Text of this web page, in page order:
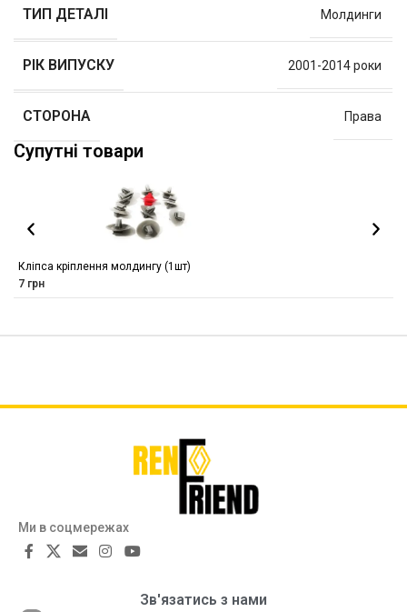
ТИП ДЕТАЛІ Молдинги
РІК ВИПУСКУ 2001-2014 роки
СТОРОНА Права
Супутні товари
Кліпса кріплення молдингу (1шт)
7 грн
Ми в соцмережах
Зв'язатись з нами